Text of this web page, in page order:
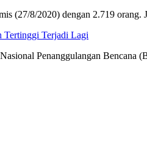
(27/8/2020) dengan 2.719 orang.
Tertinggi Terjadi Lagi
Penanggulangan Bencana